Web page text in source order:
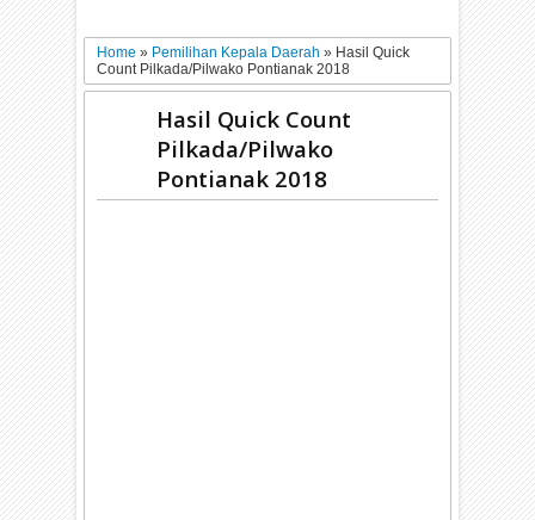
Home» Pemilihan Kepala Daerah» Hasil Quick
Count Pilkada/Pilwako Pontianak 2018
Hasil Quick Count
Pilkada/Pilwako
Pontianak 2018